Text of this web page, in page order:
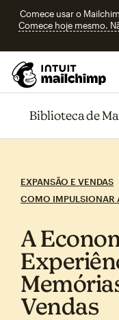
Comece usar o
Comece hoje mesmo.
Biblioteca de
EXPANSÃO E VENDAS
COMO IMPULSIONAR
A
Vendas